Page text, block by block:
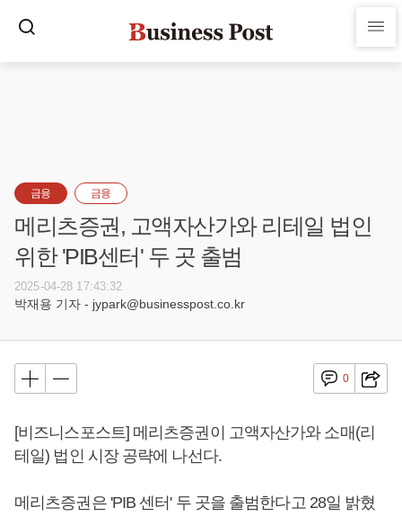
금융 금융
메리츠증권, 고액자산가와 리테일 법인
위한 'PIB센터' 두 곳 출범
2025-04-28 17:43:32
박재용 기자 - jypark@businesspost.co.kr
0
[비즈니스포스트] 메리츠증권이 고액자산가와 소매(리
테일) 법인 시장 공략에 나선다.
메리츠증권은 'PIB 센터' 두 곳을 출범한다고 28일 밝혔